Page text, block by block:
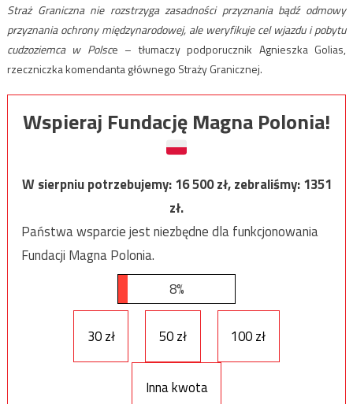
Straż Graniczna nie rozstrzyga zasadności przyznania bądź odmowy
przyznania ochrony międzynarodowej, ale weryfikuje cel wjazdu i pobytu
cudzoziemca w Polsce – tłumaczy podporucznik Agnieszka Golias,
rzeczniczka komendanta głównego Straży Granicznej.
Wspieraj Fundację Magna Polonia!
W sierpniu potrzebujemy:16 500zł, zebraliśmy:1351
zł.
Państwa wsparcie jest niezbędne dla funkcjonowania
Fundacji Magna Polonia.
8%
30 zł 50 zł 100 zł
Inna kwota